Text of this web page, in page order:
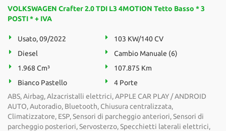
VOLKSWAGEN Crafter 2.0 TDI L3 4MOTION Tetto Basso * 3
POSTI * + IVA
Usato, 09/2022
103 KW/140 CV
Diesel
Cambio Manuale (6)
1.968 Cm³
107.875 Km
Bianco Pastello
4 Porte
ABS, Airbag, Alzacristalli elettrici, APPLE CAR PLAY / ANDROID
AUTO, Autoradio, Bluetooth, Chiusura centralizzata,
Climatizzatore, ESP, Sensori di parcheggio anteriori, Sensori di
parcheggio posteriori, Servosterzo, Specchietti laterali elettrici,
Cookie necessari
Cookie per il miglioramento dell'esperienza utente
Cookie analitici